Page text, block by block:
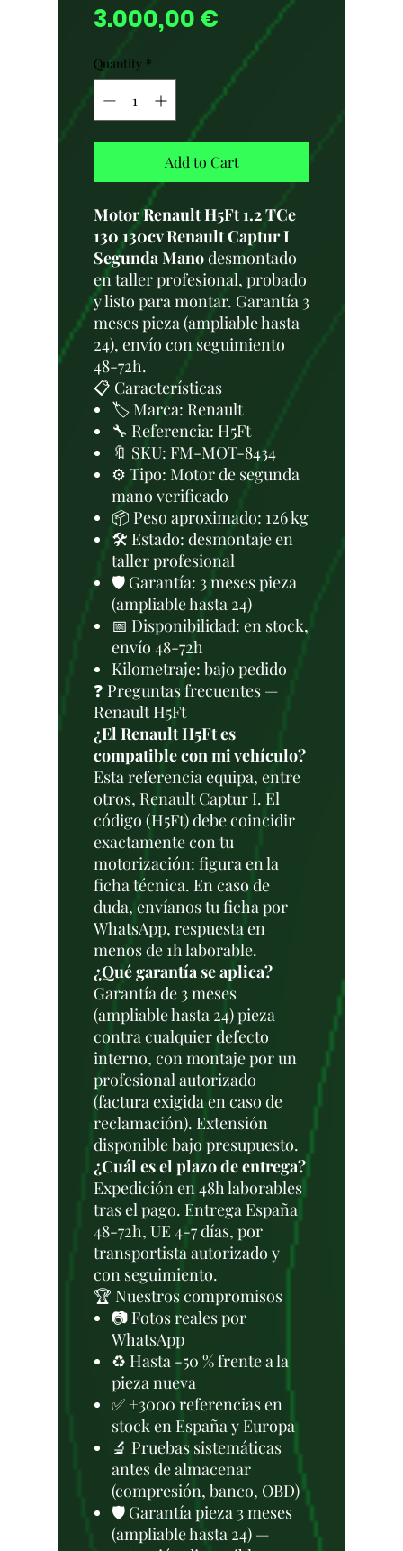
3.000,00 € Price
Quantity *
Add to Cart
Motor Renault H5Ft 1.2 TCe
130 130cv Renault Captur I
Segunda Manodesmontado
en taller profesional, probado
y listo para montar. Garantía 3
meses pieza (ampliable hasta
24), envío con seguimiento
48-72h.
📋 Características
🏷️ Marca: Renault
🔧 Referencia: H5Ft
🔖 SKU: FM-MOT-8434
⚙️ Tipo: Motor de segunda
mano verificado
📦 Peso aproximado: 126 kg
🛠 Estado: desmontaje en
taller profesional
🛡️ Garantía: 3 meses pieza
(ampliable hasta 24)
📅 Disponibilidad: en stock,
envío 48-72h
Kilometraje: bajo pedido
❓ Preguntas frecuentes —
Renault H5Ft
¿El Renault H5Ft es
compatible con mi vehículo?
Esta referencia equipa, entre
otros, Renault Captur I. El
código (H5Ft) debe coincidir
exactamente con tu
motorización: figura en la
ficha técnica. En caso de
duda, envíanos tu ficha por
WhatsApp, respuesta en
menos de 1h laborable.
¿Qué garantía se aplica?
Garantía de 3 meses
(ampliable hasta 24) pieza
contra cualquier defecto
interno, con montaje por un
profesional autorizado
(factura exigida en caso de
reclamación). Extensión
disponible bajo presupuesto.
¿Cuál es el plazo de entrega?
Expedición en 48h laborables
tras el pago. Entrega España
48-72h, UE 4-7 días, por
transportista autorizado y
con seguimiento.
🏆 Nuestros compromisos
📷 Fotos reales por
WhatsApp
♻️ Hasta -50 % frente a la
pieza nueva
✅ +3000 referencias en
stock en España y Europa
🔬 Pruebas sistemáticas
antes de almacenar
(compresión, banco, OBD)
🛡️ Garantía pieza 3 meses
(ampliable hasta 24) —